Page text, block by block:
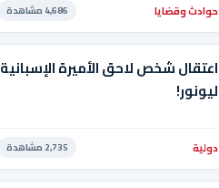
حوادث وقضايا 4,686 مشاهدة
اعتقال شخص لاحق الأميرة الإسبانية
ليونور!
دولية 2,735 مشاهدة